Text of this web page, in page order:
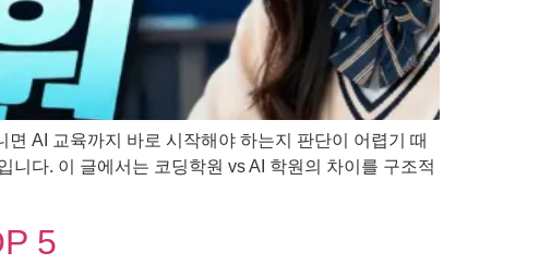
AI 교육까지 바로 시작해야 하는지 판단이 어렵기 때
다. 이 글에서는 코딩학원 vs AI 학원의 차이를 구조적
5